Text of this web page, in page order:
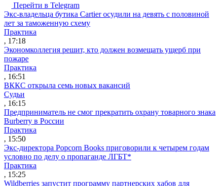
Перейти в Telegram
Экс-владельца бутика Cartier осудили на девять с половиной
лет за таможенную схему
Практика
, 17:18
Экономколлегия решит, кто должен возмещать ущерб при
пожаре
Практика
, 16:51
ВККС открыла семь новых вакансий
Судьи
, 16:15
Предприниматель не смог прекратить охрану товарного знака
Burberry в России
Практика
, 15:50
Экс-директора Popcorn Books приговорили к четырем годам
условно по делу о пропаганде ЛГБТ*
Практика
, 15:25
Wildberries запустит программу партнерских хабов для